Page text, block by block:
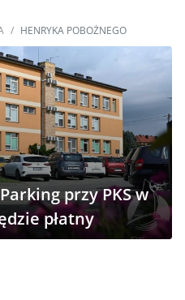
HENRYKA POBOŻNEGO
przy PKS w
płatny